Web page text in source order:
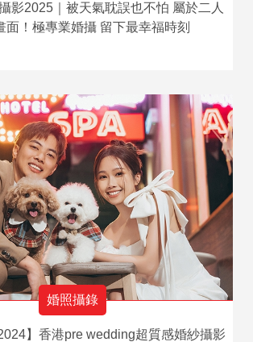
影2025｜被天氣耽誤也不怕 屬於二人
面！極專業婚攝 留下最幸福時刻
婚照攝錄
】香港pre wedding超質感婚紗攝影